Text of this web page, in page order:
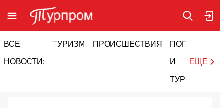
ВСЕ
НОВОСТИ:
ТУРИЗМ ПРОИСШЕСТВИЯ ПОГОДА
И
ТУРИЗМ
ЕЩЕ